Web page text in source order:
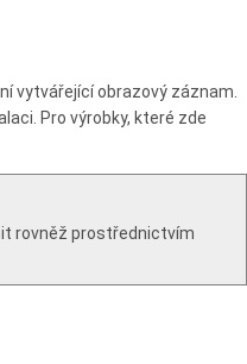
vytvářející obrazový záznam.
Pro výrobky, které zde
rovněž prostřednictvím